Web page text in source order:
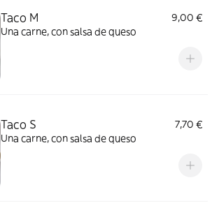
Taco M
9,00 €
Una carne, con salsa de queso
Taco S
7,70 €
Una carne, con salsa de queso